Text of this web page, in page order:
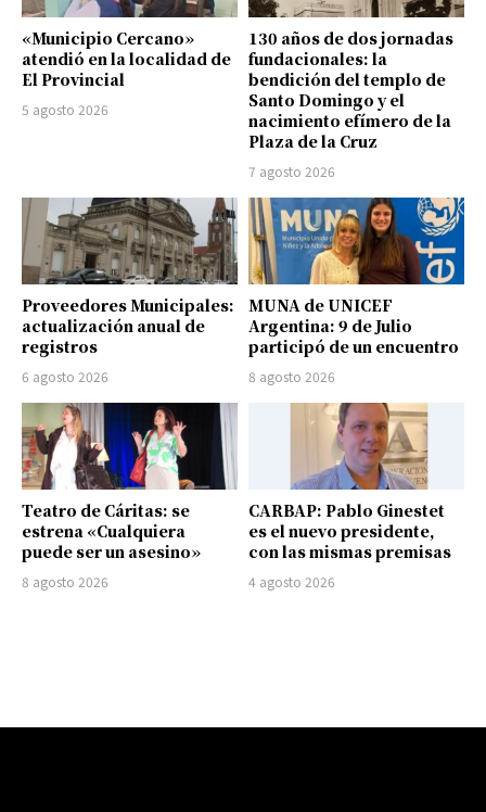
«Municipio Cercano»
atendió en la localidad de
El Provincial
5 agosto 2026
130 años de dos jornadas
fundacionales: la
bendición del templo de
Santo Domingo y el
nacimiento efímero de la
Plaza de la Cruz
7 agosto 2026
Proveedores Municipales:
actualización anual de
registros
6 agosto 2026
MUNA de UNICEF
Argentina: 9 de Julio
participó de un encuentro
8 agosto 2026
Teatro de Cáritas: se
estrena «Cualquiera
puede ser un asesino»
8 agosto 2026
CARBAP: Pablo Ginestet
es el nuevo presidente,
con las mismas premisas
4 agosto 2026